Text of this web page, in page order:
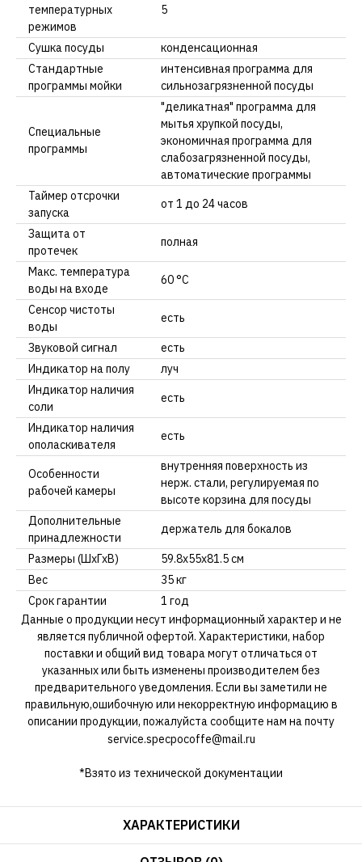
температурных
режимов
5
Сушка посуды
конденсационная
Стандартные
программы мойки
интенсивная программа для
сильнозагрязненной посуды
Специальные
программы
"деликатная" программа для
мытья хрупкой посуды,
экономичная программа для
слабозагрязненной посуды,
автоматические программы
Таймер отсрочки
запуска
от 1 до 24 часов
Защита от
протечек
полная
Макс. температура
воды на входе
60 °C
Сенсор чистоты
воды
есть
Звуковой сигнал
есть
Индикатор на полу
луч
Индикатор наличия
соли
есть
Индикатор наличия
ополаскивателя
есть
Особенности
рабочей камеры
внутренняя поверхность из
нерж. стали, регулируемая по
высоте корзина для посуды
Дополнительные
принадлежности
держатель для бокалов
Размеры (ШхГхВ)
59.8x55x81.5 см
Вес
35 кг
Срок гарантии
1 год
Данные о продукции несут информационный характер и не
является публичной офертой. Характеристики, набор
поставки и общий вид товара могут отличаться от
указанных или быть изменены производителем без
предварительного уведомления. Если вы заметили не
правильную,ошибочную или некорректную информацию в
описании продукции, пожалуйста сообщите нам на почту
service.specpocoffe@mail.ru
*Взято из технической документации
ХАРАКТЕРИСТИКИ